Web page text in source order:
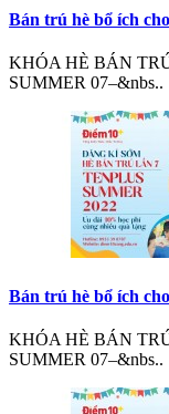
Bán trú hè bổ ích
KHÓA HÈ BÁN
SUMMER 07–&nbs..
Bán trú hè bổ ích
KHÓA HÈ BÁN
SUMMER 07–&nbs..